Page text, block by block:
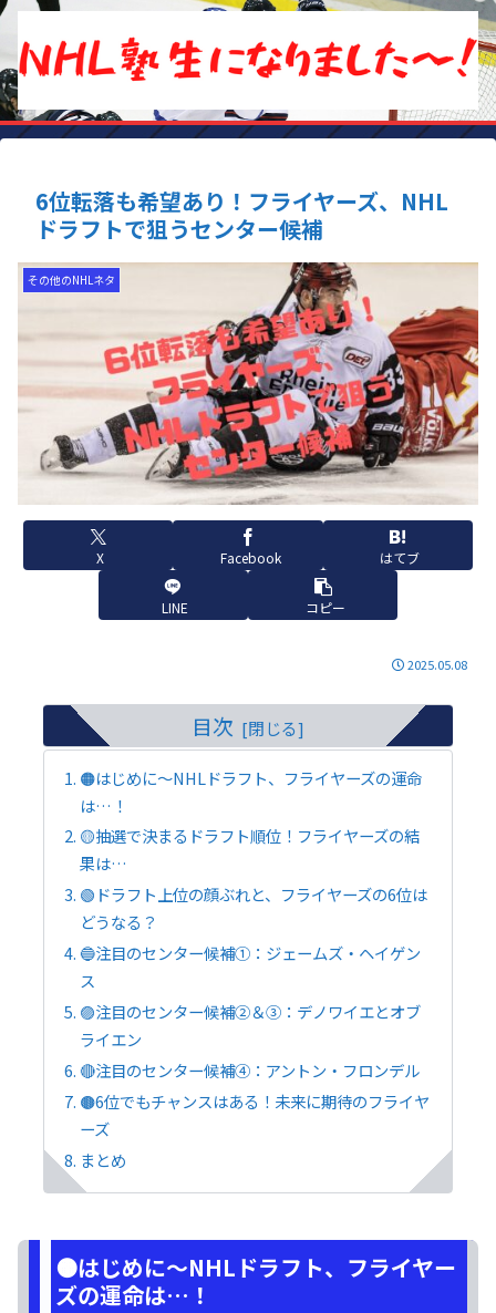
6位転落も希望あり！フライヤーズ、NHL
ドラフトで狙うセンター候補
その他のNHLネタ
X Facebook はてブ
LINE コピー
2025.05.08
目次
🟠はじめに～NHLドラフト、フライヤーズの運命
は…！
🟡抽選で決まるドラフト順位！フライヤーズの結
果は…
🟢ドラフト上位の顔ぶれと、フライヤーズの6位は
どうなる？
🔵注目のセンター候補①：ジェームズ・ヘイゲン
ス
🟣注目のセンター候補②＆③：デノワイエとオブ
ライエン
🔴注目のセンター候補④：アントン・フロンデル
🟤6位でもチャンスはある！未来に期待のフライヤ
ーズ
まとめ
🟠はじめに～NHLドラフト、フライヤー
ズの運命は…！